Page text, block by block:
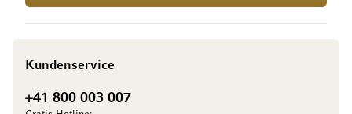
Kundenservice
+41 800 003 007